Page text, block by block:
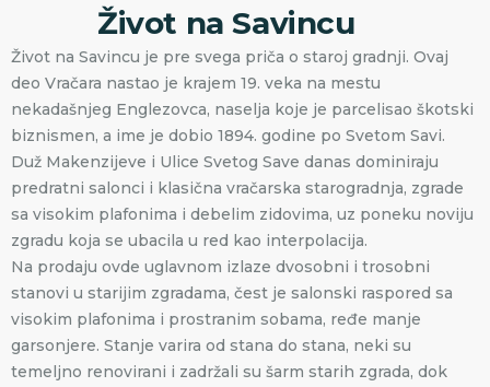
Život na Savincu
Život na Savincu je pre svega priča o staroj gradnji. Ovaj
deo Vračara nastao je krajem 19. veka na mestu
nekadašnjeg Englezovca, naselja koje je parcelisao škotski
biznismen, a ime je dobio 1894. godine po Svetom Savi.
Duž Makenzijeve i Ulice Svetog Save danas dominiraju
predratni salonci i klasična vračarska starogradnja, zgrade
sa visokim plafonima i debelim zidovima, uz poneku noviju
zgradu koja se ubacila u red kao interpolacija.
Na prodaju ovde uglavnom izlaze dvosobni i trosobni
stanovi u starijim zgradama, čest je salonski raspored sa
visokim plafonima i prostranim sobama, ređe manje
garsonjere. Stanje varira od stana do stana, neki su
temeljno renovirani i zadržali su šarm starih zgrada, dok